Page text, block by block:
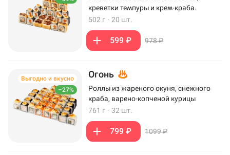
креветки темпуры и крем-краба.
502 г · 20 шт.
599 ₽ 978 ₽
–27%
Выгодно и вкусно Огонь
Роллы из жареного окуня, снежного
краба, варено-копченой курицы
761 г · 32 шт.
799 ₽ 1099 ₽